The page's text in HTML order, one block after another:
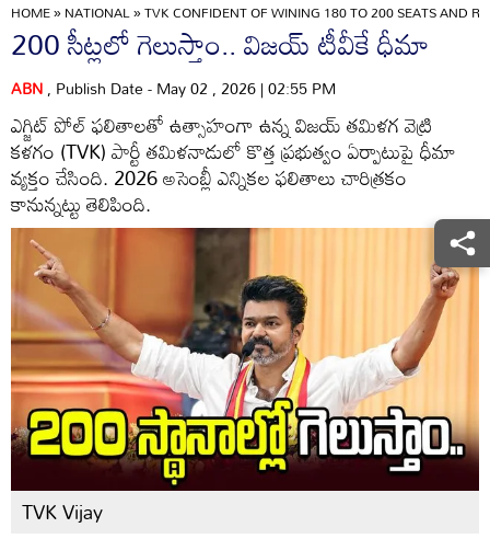
HOME»NATIONAL»TVK CONFIDENT OF WINING 180 TO 200 SEATS AND
200 సీట్లలో గెలుస్తాం.. విజయ్ టీవీకే ధీమా
ABN, Publish Date - May 02 , 2026 | 02:55 PM
ఎగ్జిట్ పోల్ ఫలితాలతో ఉత్సాహంగా ఉన్న విజయ్ తమిళగ వెట్రి
కళగం (TVK) పార్టీ తమిళనాడులో కొత్త ప్రభుత్వం ఏర్పాటుపై ధీమా
వ్యక్తం చేసింది. 2026 అసెంబ్లీ ఎన్నికల ఫలితాలు చారిత్రకం
కానున్నట్టు తెలిపింది.
TVK Vijay